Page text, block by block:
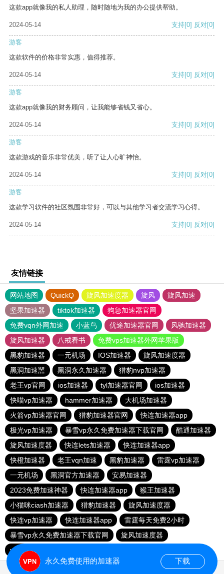
这款app就像我的私人助理，随时随地为我的办公提供帮助。
2024-05-14 支持[0] 反对[0]
游客
这款软件的价格非常实惠，值得推荐。
2024-05-14 支持[0] 反对[0]
游客
这款app就像我的财务顾问，让我能够省钱又省心。
2024-05-14 支持[0] 反对[0]
游客
这款游戏的音乐非常优美，听了让人心旷神怡。
2024-05-14 支持[0] 反对[0]
游客
这款学习软件的社区氛围非常好，可以与其他学习者交流学习心得。
2024-05-14 支持[0] 反对[0]
友情链接
网站地图 QuickQ 旋风加速度器 旋风
旋风加速
坚果加速器
tiktok加速器
狗急加速器官网
免费vqn外网加速
小蓝鸟 优途加速器官网
风驰加速器
旋风加速器
八戒看书
免费vps加速器外网苹果版
黑豹加速器
一元机场 IOS加速器
旋风加速度器
黑洞加速噐
黑洞永久加速器
猎豹nvp加速器
老王vp官网
ios加速器 tyl加速器官网
ios加速器
快喵vp加速器
hammer加速器
大机场加速器
火箭vp加速器官网
猎豹加速器官网
快连加速器app
极光vp加速器
暴雪vp永久免费加速器下载官网
酷通加速器
旋风加速度器
快连lets加速器
快连加速器app
快橙加速器
老王vqn加速 黑豹加速器
雷霆vp加速器
一元机场
黑洞官方加速器
安易加速器
2023免费加速神器
快连加速器app
猴王加速器
小猫咪ciash加速器
猎豹加速器
旋风加速度器
快连vp加速器
快连加速器app
雷霆每天免费2小时
暴雪vp永久免费加速器下载官网
旋风加速度器
vqn加速外网
永久免费使用的加速器 下载